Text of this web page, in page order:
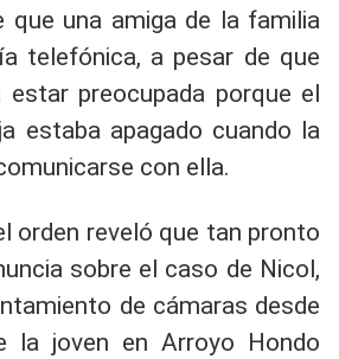
que una amiga de la familia
telefónica, a pesar de que
preocupada porque el
estaba apagado cuando la
con ella.
orden reveló que tan pronto
sobre el caso de Nicol,
de cámaras desde
la joven en Arroyo Hondo